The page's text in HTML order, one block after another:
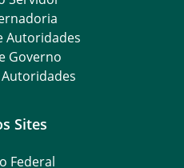
Autoridades
Governo
Sites
Federal